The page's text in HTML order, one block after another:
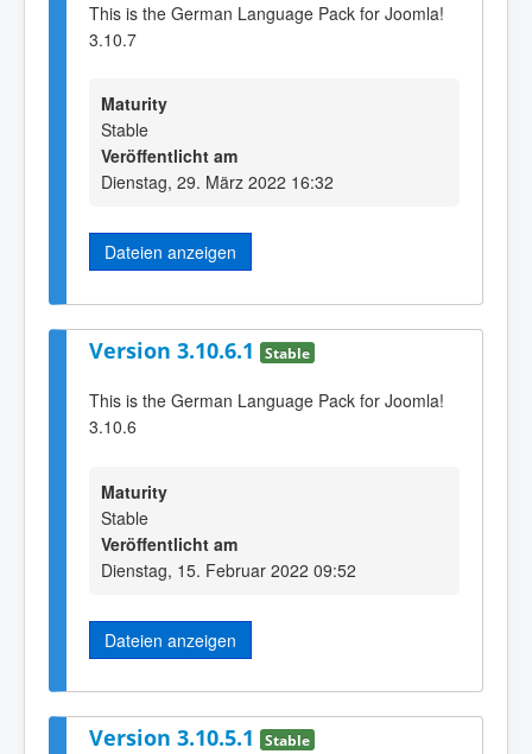
This is the German Language Pack for Joomla!
3.10.7
Maturity
Stable
Veröffentlicht am
Dienstag, 29. März 2022 16:32
Dateien anzeigen
Version 3.10.6.1 Stable
This is the German Language Pack for Joomla!
3.10.6
Maturity
Stable
Veröffentlicht am
Dienstag, 15. Februar 2022 09:52
Dateien anzeigen
Version 3.10.5.1 Stable